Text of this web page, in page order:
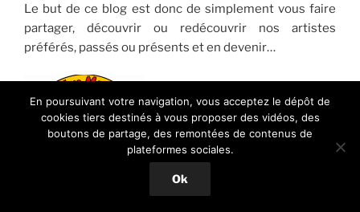
Le but de ce blog est donc de simplement vous faire
partager, découvrir ou redécouvrir nos artistes
préférés, passés ou présents et en devenir…
En poursuivant votre navigation, vous acceptez le dépôt de
cookies tiers destinés à vous proposer des vidéos, des
boutons de partage, des remontées de contenus de
plateformes sociales.
Ok